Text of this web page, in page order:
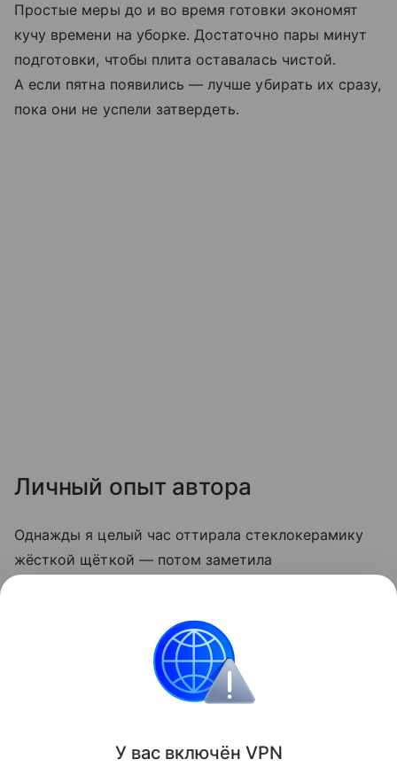
Простые меры до и во время готовки экономят
кучу времени на уборке. Достаточно пары минут
подготовки, чтобы плита оставалась чистой.
А если пятна появились — лучше убирать их сразу,
пока они не успели затвердеть.
Личный опыт автора
Однажды я целый час оттирала стеклокерамику
жёсткой щёткой — потом заметила
стороной губки и содой. Теперь плита выглядит
опрятно даже после самых «бурных» блюд.
У вас включён VPN